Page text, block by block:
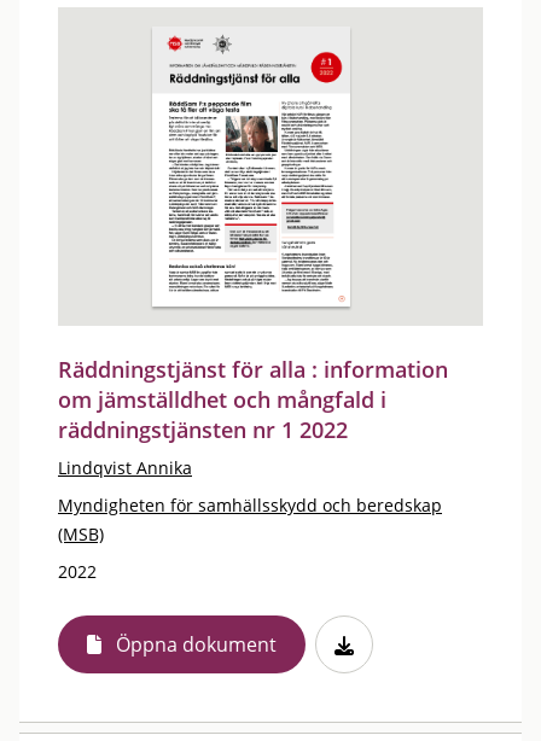
Räddningstjänst för alla : information
om jämställdhet och mångfald i
räddningstjänsten nr 1 2022
Lindqvist Annika
Myndigheten för samhällsskydd och beredskap
(MSB)
2022
Öppna dokument